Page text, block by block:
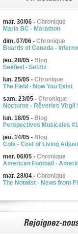
mar. 30/06 - Chronique
Maria BC - Marathon
dim. 07/06 - Chronique
Boards of Canada - Inferno
jeu. 28/05 - Blog
Seefeel - Sol.Hz
lun. 25/05 - Chronique
The Field - Now You Exist
sam. 23/05 - Chronique
Nocturne - Rêveries Virgil
lun. 18/05 - Blog
Perspectives Musicales
jeu. 14/05 - Blog
Cola - Cost of Living
mer. 06/05 - Chronique
American Football -
mar. 28/04 - Chronique
The Notwist - News from